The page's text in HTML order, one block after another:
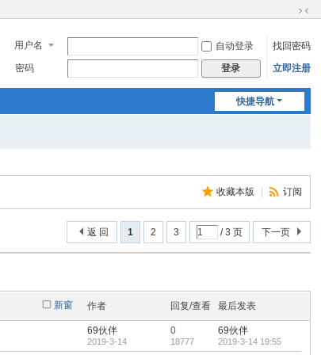
换
到
窄
用户名 自动登录
找回密码
密码
登录 立即注册
快捷导航
收藏本版 订阅
1 2 3 / 3 页 下一页
返 回
新窗 作者 回复/查看 最后发表
69伙伴
2019-3-14
0
18777
69伙伴
2019-3-14 19:55